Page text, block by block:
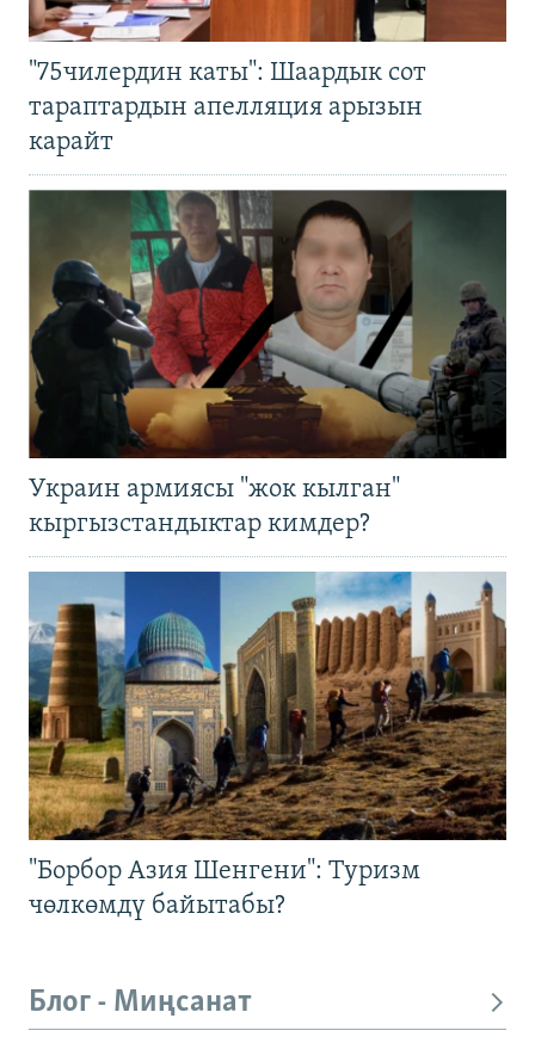
"75чилердин каты": Шаардык сот
тараптардын апелляция арызын
карайт
Украин армиясы "жок кылган"
кыргызстандыктар кимдер?
"Борбор Азия Шенгени": Туризм
чөлкөмдү байытабы?
Блог - Миңсанат